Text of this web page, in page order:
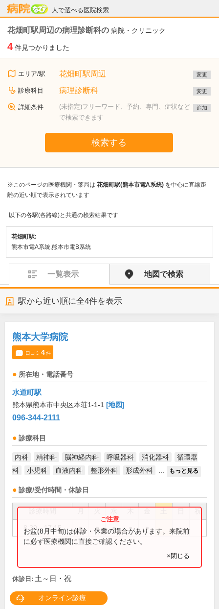
人で選べる医院検索
病院なび
花畑町駅周辺の病理診断科の 病院・クリニック
4 件見つかりました
エリア/駅 花畑町駅周辺 変更
診療科目 病理診断科 変更
詳細条件
(未指定)フリーワード、予約、専門、症状など
で検索できます
追加
検索する
※このページの医療機関・薬局は 花畑町駅(熊本市電A系統) を中心に直線距
離の近い順で表示されています
以下の各駅(各路線)と共通の検索結果です
花畑町駅:
熊本市電A系統,熊本市電B系統
一覧表示 地図で検索
駅から近い順に全4件を表示
熊本大学病院
口コミ 4件
所在地・電話番号
水道町駅
熊本県熊本市中央区本荘1-1-1 [地図]
096-344-2111
診療科目
内科 精神科 脳神経内科 呼吸器科 消化器科
循環器
科
小児科 血液内科 整形外科 形成外科 もっと見る
診療/受付時間・休診日
祝
8:30～17:15 ● ● ● ● ●
お盆(8月中旬)は休診・休業の場合があります。来院前
に必ず医療機関に直接ご確認ください。
×閉じる
休診日: 土～日・祝
オンライン診療